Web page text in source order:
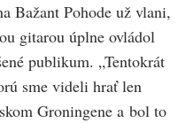
Bažant Pohode už vlani,
gitarou úplne ovládol
publikum. „Tentokrát
sme videli hrať len
Groningene a bol to